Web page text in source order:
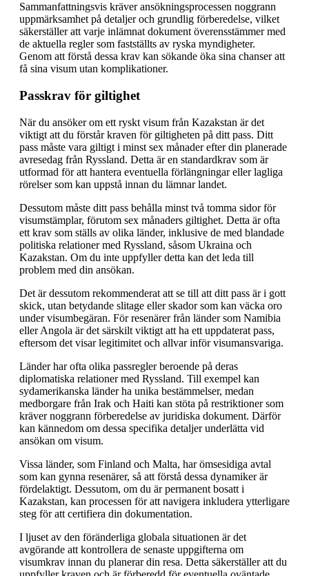
Sammanfattningsvis kräver ansökningsprocessen noggrann
uppmärksamhet på detaljer och grundlig förberedelse, vilket
säkerställer att varje inlämnat dokument överensstämmer med
de aktuella regler som fastställts av ryska myndigheter.
Genom att förstå dessa krav kan sökande öka sina chanser att
få sina visum utan komplikationer.
Passkrav för giltighet
När du ansöker om ett ryskt visum från Kazakstan är det
viktigt att du förstår kraven för giltigheten på ditt pass. Ditt
pass måste vara giltigt i minst sex månader efter din planerade
avresedag från Ryssland. Detta är en standardkrav som är
utformad för att hantera eventuella förlängningar eller lagliga
rörelser som kan uppstå innan du lämnar landet.
Dessutom måste ditt pass behålla minst två tomma sidor för
visumstämplar, förutom sex månaders giltighet. Detta är ofta
ett krav som ställs av olika länder, inklusive de med blandade
politiska relationer med Ryssland, såsom Ukraina och
Kazakstan. Om du inte uppfyller detta kan det leda till
problem med din ansökan.
Det är dessutom rekommenderat att se till att ditt pass är i gott
skick, utan betydande slitage eller skador som kan väcka oro
under visumbegäran. För resenärer från länder som Namibia
eller Angola är det särskilt viktigt att ha ett uppdaterat pass,
eftersom det visar legitimitet och allvar inför visumansvariga.
Länder har ofta olika passregler beroende på deras
diplomatiska relationer med Ryssland. Till exempel kan
sydamerikanska länder ha unika bestämmelser, medan
medborgare från Irak och Haiti kan stöta på restriktioner som
kräver noggrann förberedelse av juridiska dokument. Därför
kan kännedom om dessa specifika detaljer underlätta vid
ansökan om visum.
Vissa länder, som Finland och Malta, har ömsesidiga avtal
som kan gynna resenärer, så att förstå dessa dynamiker är
fördelaktigt. Dessutom, om du är permanent bosatt i
Kazakstan, kan processen för att navigera inkludera ytterligare
steg för att certifiera din dokumentation.
I ljuset av den föränderliga globala situationen är det
avgörande att kontrollera de senaste uppgifterna om
visumkrav innan du planerar din resa. Detta säkerställer att du